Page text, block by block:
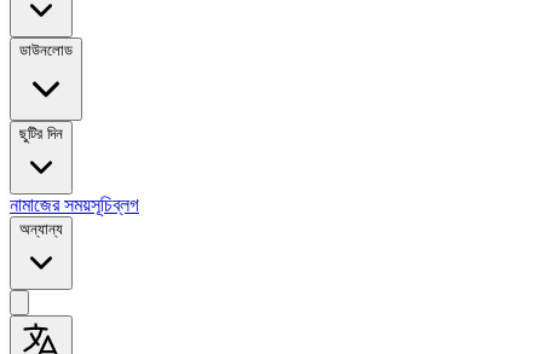
ডাউনলোড
ছুটির দিন
নামাজের সময়সূচিব্লগ
অন্যান্য